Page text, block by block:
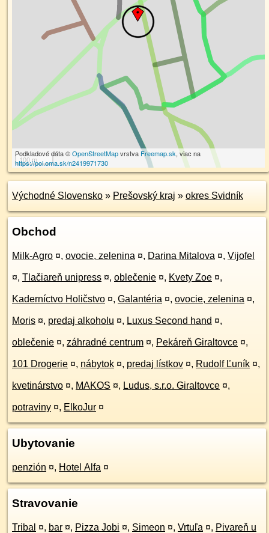
100 m
Podkladové dáta ©OpenStreetMapvrstva Freemap.sk, viac na
https://poi.oma.sk/n2419971730
Východné Slovensko » Prešovský kraj » okres Svidník
Obchod
Milk-Agro ¤, ovocie, zelenina ¤, Darina Mitalova ¤, Vijofel
¤, Tlačiareň unipress ¤, oblečenie ¤, Kvety Zoe ¤,
Kaderníctvo Holičstvo ¤, Galantéria ¤, ovocie, zelenina ¤,
Moris ¤, predaj alkoholu ¤, Luxus Second hand ¤,
oblečenie ¤, záhradné centrum ¤, Pekáreň Giraltovce ¤,
101 Drogerie ¤, nábytok ¤, predaj lístkov ¤, Rudolf Ľuník ¤,
kvetinárstvo ¤, MAKOS ¤, Ludus, s.r.o. Giraltovce ¤,
potraviny ¤, ElkoJur ¤
Ubytovanie
penzión ¤, Hotel Alfa ¤
Stravovanie
Tribal ¤, bar ¤, Pizza Jobi ¤, Simeon ¤, Vrtuľa ¤, Pivareň u